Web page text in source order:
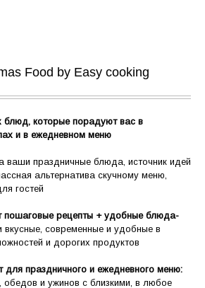
Food by Easy cooking
блюд, которые порадуют вас в
и в ежедневном меню
ваши праздничные блюда, источник идей
альтернатива скучному меню,
гостей
пошаговые рецепты + удобные блюда-
вкусные, современные и удобные в
и дорогих продуктов
праздничного и ежедневного меню:
обедов и ужинов с близкими, в любое